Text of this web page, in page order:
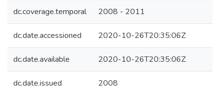
dc.coverage.temporal 2008 - 2011
dc.date.accessioned 2020-10-26T20:35:06Z
dc.date.available 2020-10-26T20:35:06Z
dc.date.issued 2008